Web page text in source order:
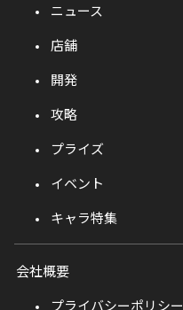
ニュース
店舗
開発
攻略
プライズ
イベント
キャラ特集
会社概要
プライバシーポリシー